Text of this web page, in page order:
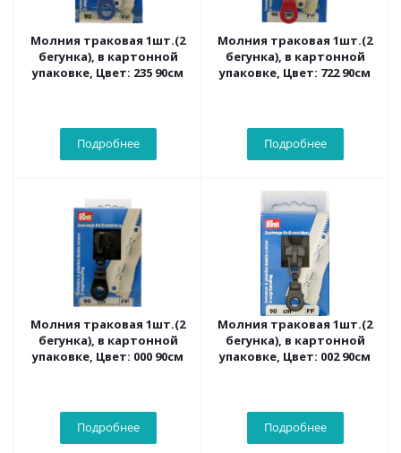
Молния траковая 1шт.(2
бегунка), в картонной
упаковке, Цвет: 235 90см
Подробнее
Молния траковая 1шт.(2
бегунка), в картонной
упаковке, Цвет: 722 90см
Подробнее
Молния траковая 1шт.(2
бегунка), в картонной
упаковке, Цвет: 000 90см
Подробнее
Молния траковая 1шт.(2
бегунка), в картонной
упаковке, Цвет: 002 90см
Подробнее